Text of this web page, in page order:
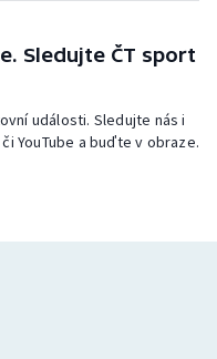
Sledujte ČT sport
události. Sledujte nás i
YouTube a buďte v obraze.